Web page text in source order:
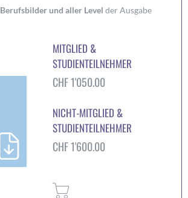
Berufsbilder und aller Level der Ausgabe
MITGLIED &
STUDIENTEILNEHMER
CHF1'050.00
NICHT-MITGLIED &
STUDIENTEILNEHMER
CHF1'600.00